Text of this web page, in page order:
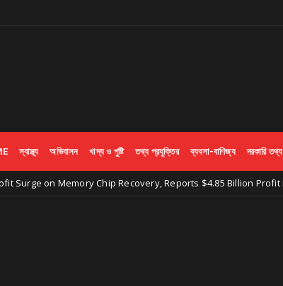
স্বাস্থ্য অভিবাসন খাদ্য ও পুষ্টি তথ্য প্রযুক্তির ব্যবসা-বাণিজ্য দরকারি তথ্য
Chip Recovery, Reports $4.85 Billion Profit in Q1 2024